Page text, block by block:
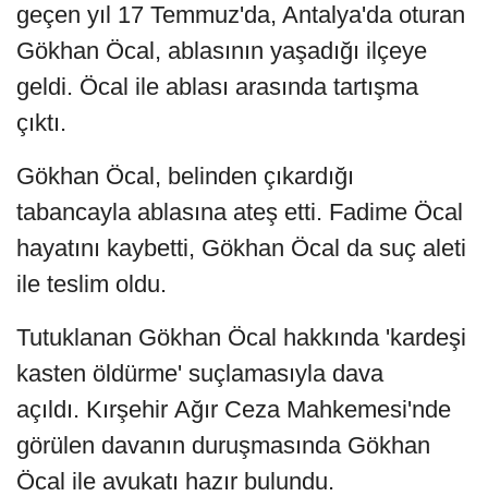
geçen yıl 17 Temmuz'da, Antalya'da oturan
Gökhan Öcal, ablasının yaşadığı ilçeye
geldi. Öcal ile ablası arasında tartışma
çıktı.
Gökhan Öcal, belinden çıkardığı
tabancayla ablasına ateş etti. Fadime Öcal
hayatını kaybetti, Gökhan Öcal da suç aleti
ile teslim oldu.
Tutuklanan Gökhan Öcal hakkında 'kardeşi
kasten öldürme' suçlamasıyla dava
açıldı. Kırşehir Ağır Ceza Mahkemesi'nde
görülen davanın duruşmasında Gökhan
Öcal ile avukatı hazır bulundu.